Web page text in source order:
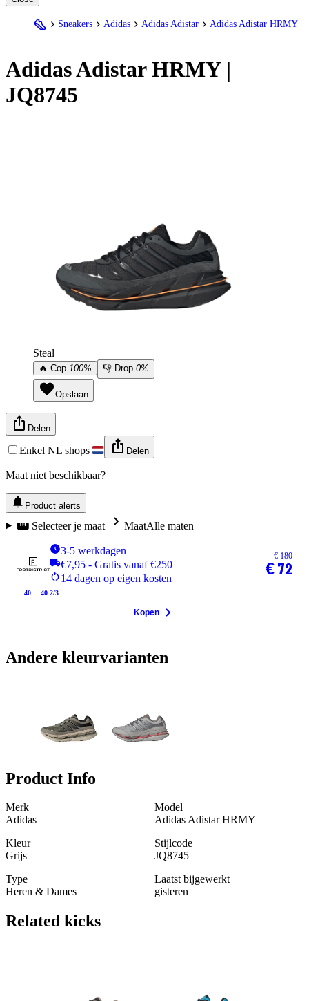
Sneakers Adidas Adidas Adistar Adidas Adistar HRMY
AdidasAdistar HRMY |
JQ8745
Steal
🔥 Cop 100% 👎 Drop 0%
Opslaan
Delen
Enkel NL shops Delen
Maat niet beschikbaar?
Product alerts
Selecteer je maat MaatAlle maten
3-5 werkdagen
€7,95 - Gratis vanaf €250
14 dagen op eigen kosten
40 40 2/3
€ 180
€ 72
Kopen
Andere kleurvarianten
Product Info
Merk
Adidas
Model
Adidas Adistar HRMY
Kleur
Grijs
Stijlcode
JQ8745
Type
Heren & Dames
Laatst bijgewerkt
gisteren
Related kicks